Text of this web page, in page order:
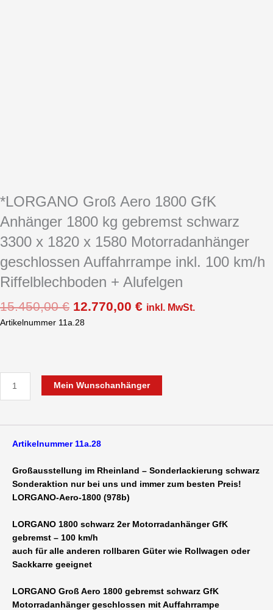
*LORGANO Groß Aero 1800 GfK
Anhänger 1800 kg gebremst schwarz
3300 x 1820 x 1580 Motorradanhänger
geschlossen Auffahrrampe inkl. 100 km/h
Riffelblechboden + Alufelgen
15.450,00€ 12.770,00 € inkl. MwSt.
Artikelnummer 11a.28
Mein Wunschanhänger
Artikelnummer 11a.28
Großausstellung im Rheinland – Sonderlackierung schwarz
Sonderaktion nur bei uns und immer zum besten Preis!
LORGANO-Aero-1800 (978b)
LORGANO 1800 schwarz 2er Motorradanhänger GfK
gebremst – 100 km/h
auch für alle anderen rollbaren Güter wie Rollwagen oder
Sackkarre geeignet
LORGANO Groß Aero 1800 gebremst schwarz GfK
Motorradanhänger geschlossen mit Auffahrrampe